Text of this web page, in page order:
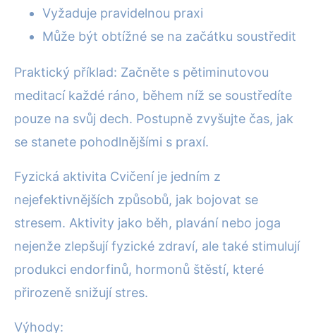
Vyžaduje pravidelnou praxi
Může být obtížné se na začátku soustředit
Praktický příklad: Začněte s pětiminutovou
meditací každé ráno, během níž se soustředíte
pouze na svůj dech. Postupně zvyšujte čas, jak
se stanete pohodlnějšími s praxí.
Fyzická aktivita Cvičení je jedním z
nejefektivnějších způsobů, jak bojovat se
stresem. Aktivity jako běh, plavání nebo joga
nejenže zlepšují fyzické zdraví, ale také stimulují
produkci endorfinů, hormonů štěstí, které
přirozeně snižují stres.
Výhody: